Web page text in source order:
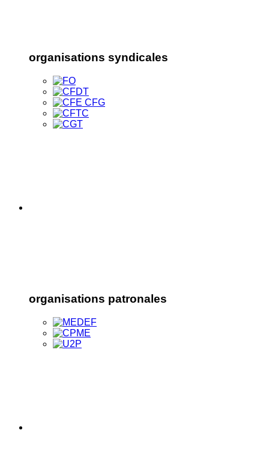
organisations syndicales
organisations patronales